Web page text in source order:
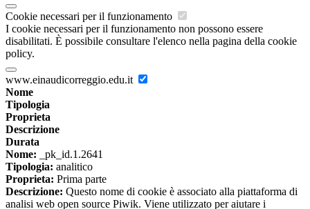
Cookie necessari per il funzionamento
I cookie necessari per il funzionamento non possono essere
disabilitati. È possibile consultare l'elenco nella pagina della cookie
policy.
www.einaudicorreggio.edu.it
Nome
Tipologia
Proprieta
Descrizione
Durata
Nome: _pk_id.1.2641
Tipologia: analitico
Proprieta: Prima parte
Descrizione: Questo nome di cookie è associato alla piattaforma di
analisi web open source Piwik. Viene utilizzato per aiutare i